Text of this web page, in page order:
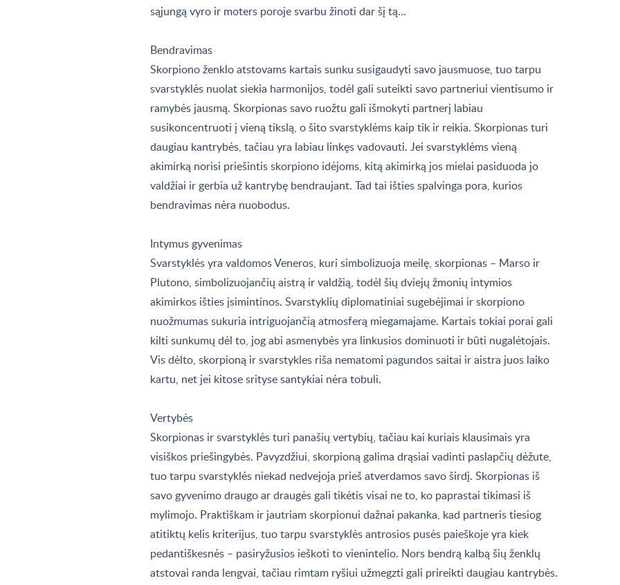
sąjungą vyro ir moters poroje svarbu žinoti dar šį tą…
Bendravimas
Skorpiono ženklo atstovams kartais sunku susigaudyti savo jausmuose, tuo tarpu
svarstyklės nuolat siekia harmonijos, todėl gali suteikti savo partneriui vientisumo ir
ramybės jausmą. Skorpionas savo ruožtu gali išmokyti partnerį labiau
susikoncentruoti į vieną tikslą, o šito svarstyklėms kaip tik ir reikia. Skorpionas turi
daugiau kantrybės, tačiau yra labiau linkęs vadovauti. Jei svarstyklėms vieną
akimirką norisi priešintis skorpiono idėjoms, kitą akimirką jos mielai pasiduoda jo
valdžiai ir gerbia už kantrybę bendraujant. Tad tai išties spalvinga pora, kurios
bendravimas nėra nuobodus.
Intymus gyvenimas
Svarstyklės yra valdomos Veneros, kuri simbolizuoja meilę, skorpionas – Marso ir
Plutono, simbolizuojančių aistrą ir valdžią, todėl šių dviejų žmonių intymios
akimirkos išties įsimintinos. Svarstyklių diplomatiniai sugebėjimai ir skorpiono
nuožmumas sukuria intriguojančią atmosferą miegamajame. Kartais tokiai porai gali
kilti sunkumų dėl to, jog abi asmenybės yra linkusios dominuoti ir būti nugalėtojais.
Vis dėlto, skorpioną ir svarstykles riša nematomi pagundos saitai ir aistra juos laiko
kartu, net jei kitose srityse santykiai nėra tobuli.
Vertybės
Skorpionas ir svarstyklės turi panašių vertybių, tačiau kai kuriais klausimais yra
visiškos priešingybės. Pavyzdžiui, skorpioną galima drąsiai vadinti paslapčių dėžute,
tuo tarpu svarstyklės niekad nedvejoja prieš atverdamos savo širdį. Skorpionas iš
savo gyvenimo draugo ar draugės gali tikėtis visai ne to, ko paprastai tikimasi iš
mylimojo. Praktiškam ir jautriam skorpionui dažnai pakanka, kad partneris tiesiog
atitiktų kelis kriterijus, tuo tarpu svarstyklės antrosios pusės paieškoje yra kiek
pedantiškesnės – pasiryžusios ieškoti to vienintelio. Nors bendrą kalbą šių ženklų
atstovai randa lengvai, tačiau rimtam ryšiui užmegzti gali prireikti daugiau kantrybės.